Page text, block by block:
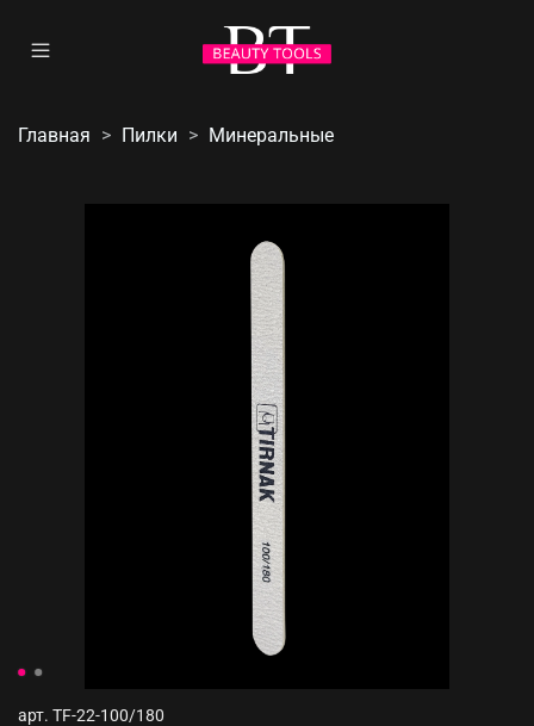
Главная Пилки Минеральные
арт. TF-22-100/180